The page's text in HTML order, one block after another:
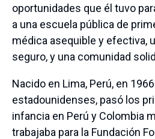
oportunidades que él tuvo
a una escuela pública de
médica asequible y efectiva,
seguro, y una comunidad
Nacido en Lima, Perú, en
estadounidenses, pasó los
infancia en Perú y Colombia
trabajaba para la Fundación